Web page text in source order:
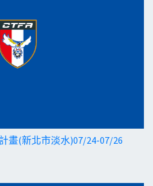
畫(新北市淡水)07/24-07/26